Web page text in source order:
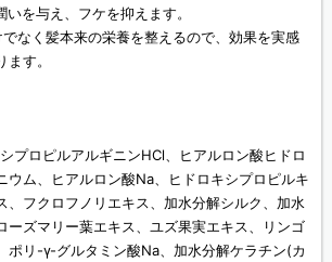
を与え、フケを抑えます。
なく髪本来の栄養を整えるので、効果を実感
す。
プロピルアルギニンHCl、ヒアルロン酸ヒドロ
ウム、ヒアルロン酸Na、ヒドロキシプロピルキ
、フクロフノリエキス、加水分解シルク、加水
ーズマリー葉エキス、ユズ果実エキス、リンゴ
ポリ-γ-グルタミン酸Na、加水分解ケラチン(カ